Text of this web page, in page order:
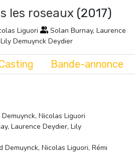
les roseaux (2017)
Liguori
Solan Burnay, Laurence
Demuynck Deydier
Bande-annonce
Nicolas Liguori
Laurence Deydier, Lily
Nicolas Liguori, Rémi